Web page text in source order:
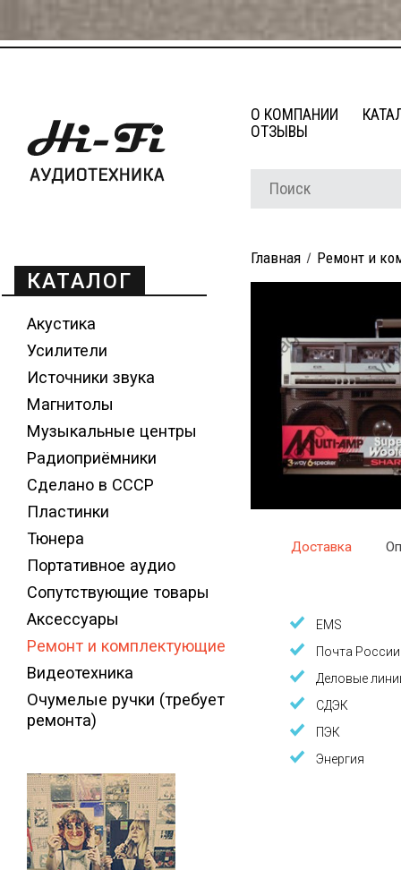
О КОМПАНИИ
ОТЗЫВЫ
КАТАЛОГ
Акустика
Усилители
Источники звука
Магнитолы
Музыкальные центры
Радиоприёмники
Сделано в СССР
Пластинки
Тюнера
Портативное аудио
Сопутствующие товары
Аксессуары
Ремонт и комплектующие
Видеотехника
Очумелые ручки (требует
ремонта)
Главная Ремонт и
Доставка
EMS
Почта России
Деловые
СДЭК
ПЭК
Энергия